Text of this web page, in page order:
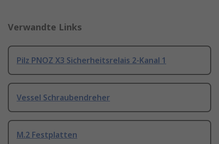
Verwandte Links
Pilz PNOZ X3 Sicherheitsrelais 2-Kanal 1
Vessel Schraubendreher
M.2 Festplatten